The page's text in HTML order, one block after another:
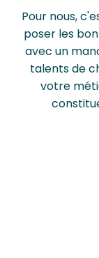
Pour nous,
poser les
avec un
talents de
votre